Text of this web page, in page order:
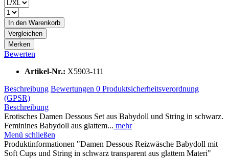
In den Warenkorb
Vergleichen
Merken
Bewerten
Artikel-Nr.: X5903-111
Beschreibung Bewertungen 0 Produktsicherheitsverordnung
(GPSR)
Beschreibung
Erotisches Damen Dessous Set aus Babydoll und String in schwarz.
Feminines Babydoll aus glattem... mehr
Menü schließen
Produktinformationen "Damen Dessous Reizwäsche Babydoll mit
Soft Cups und String in schwarz transparent aus glattem Materi"